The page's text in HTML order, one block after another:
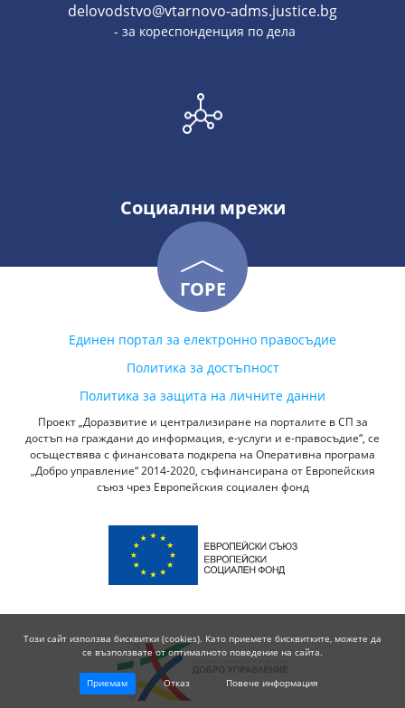
delovodstvo@vtarnovo-adms.justice.bg
- за кореспонденция по дела
Социални мрежи
ГОРЕ
Единен портал за електронно правосъдие
Политика за достъпност
Политика за защита на личните данни
Проект „Доразвитие и централизиране на порталите в СП за
достъп на граждани до информация, е-услуги и е-правосъдие“, се
осъществява с финансовата подкрепа на Оперативна програма
„Добро управление“ 2014-2020, съфинансирана от Европейския
съюз чрез Европейския социален фонд
Този сайт използва бисквитки (cookies). Като приемете бисквитките, можете да
се възползвате от оптималното поведение на сайта.
Приемам Отказ Повече информация